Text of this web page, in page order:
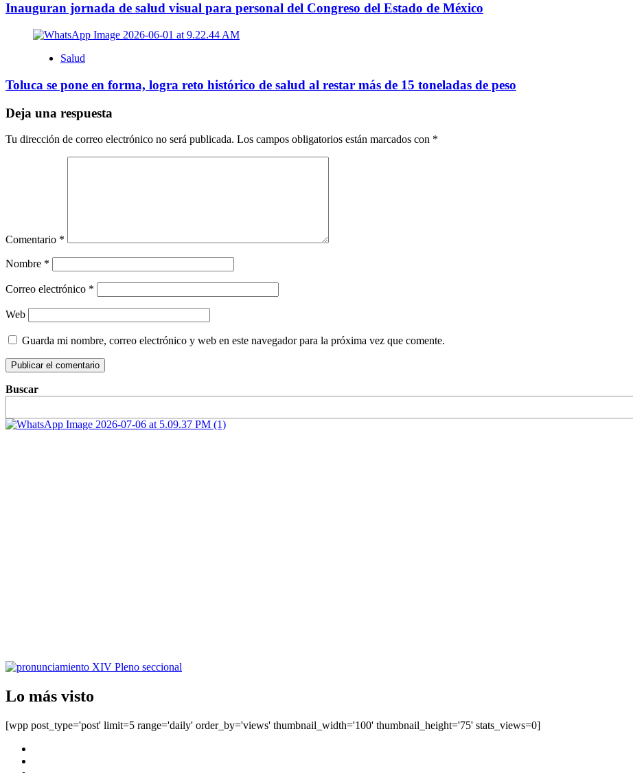
Inauguran jornada de salud visual para personal del Congreso del Estado de México
Salud
Toluca se pone en forma, logra reto histórico de salud al restar más de 15 toneladas de peso
Deja una respuesta
Tu dirección de correo electrónico no será publicada. Los campos obligatorios están marcados con *
Comentario *
Nombre *
Correo electrónico *
Web
Guarda mi nombre, correo electrónico y web en este navegador para la próxima vez que comente.
Buscar
Lo más visto
[wpp post_type='post' limit=5 range='daily' order_by='views' thumbnail_width='100' thumbnail_height='75' stats_views=0]